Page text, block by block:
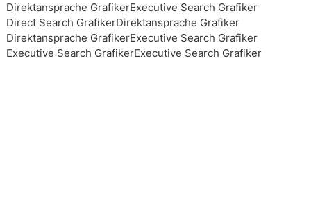
Direktansprache GrafikerExecutive Search Grafiker
Direct Search GrafikerDirektansprache Grafiker
Direktansprache GrafikerExecutive Search Grafiker
Executive Search GrafikerExecutive Search Grafiker